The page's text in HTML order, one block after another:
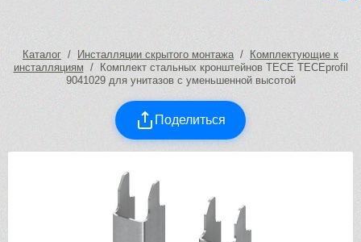
Каталог / Инсталляции скрытого монтажа/
Комплектующие к
инсталляциям / Комплект стальных кронштейнов TECE TECEprofil
9041029 для унитазов с уменьшенной высотой
Поделиться